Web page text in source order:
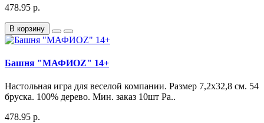
478.95 р.
В корзину
Башня "МАФИОZ" 14+
Настольная игра для веселой компании. Размер 7,2х32,8 см. 54
бруска. 100% дерево. Мин. заказ 10шт Ра..
478.95 р.